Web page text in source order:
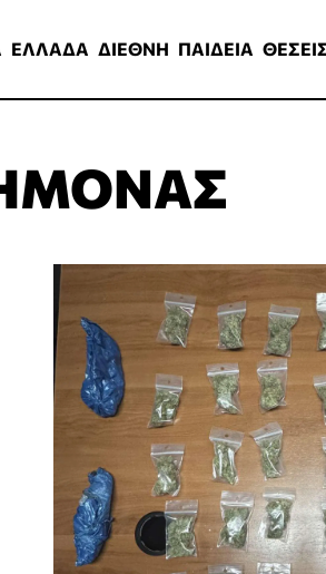
ΕΛΛΑΔΑ ΔΙΕΘΝΗ ΠΑΙΔΕΙΑ